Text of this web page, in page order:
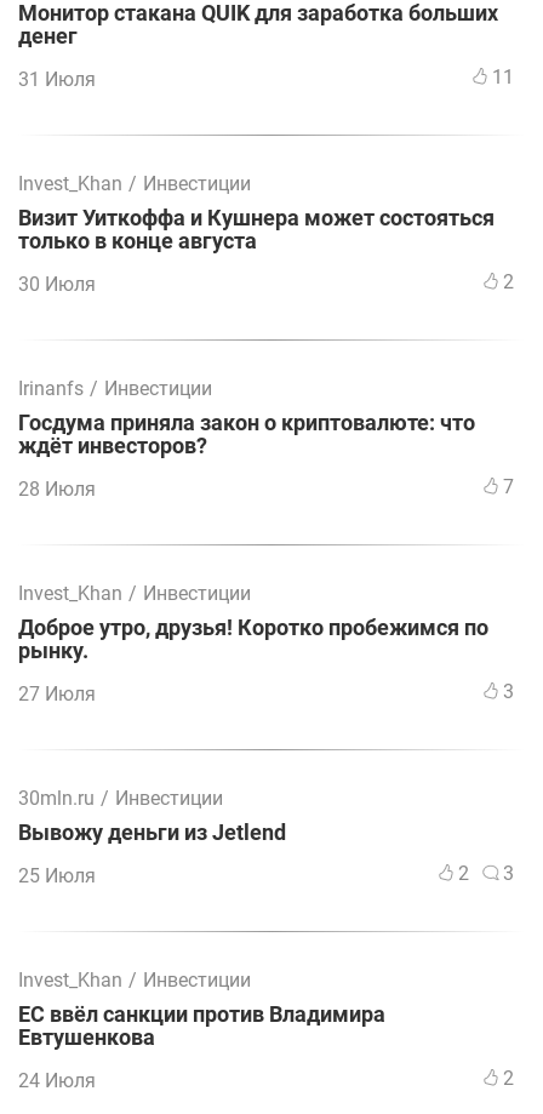
Монитор стакана QUIK для заработка больших
денег
31 Июля 11
Invest_Khan / Инвестиции
Визит Уиткоффа и Кушнера может состояться
только в конце августа
30 Июля 2
Irinanfs / Инвестиции
Госдума приняла закон о криптовалюте: что
ждёт инвесторов?
28 Июля 7
Invest_Khan / Инвестиции
Доброе утро, друзья! Коротко пробежимся по
рынку.
27 Июля 3
30mln.ru / Инвестиции
Вывожу деньги из Jetlend
25 Июля 2 3
Invest_Khan / Инвестиции
ЕС ввёл санкции против Владимира
Евтушенкова
24 Июля 2